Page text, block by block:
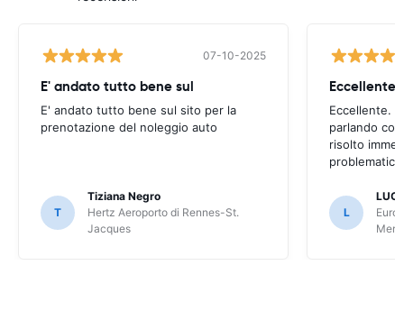
07-10-2025
E' andato tutto bene sul
E' andato tutto bene sul sito per la
prenotazione del noleggio auto
T
Tiziana Negro
Hertz Aeroporto di Rennes-St.
Jacques
Eccellente.
parlando
risolto
L